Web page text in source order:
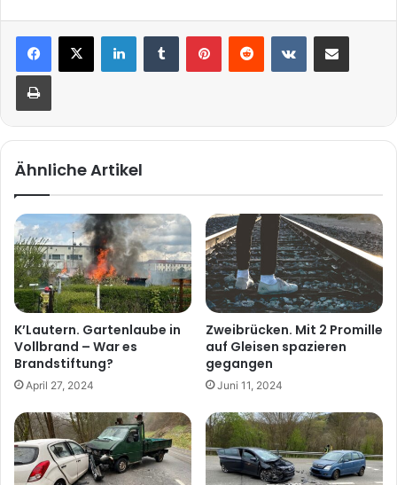
LinkedInTumblr PinterestReddit VKontakteTeile per E-Mail
Drucken
Ähnliche Artikel
K’Lautern. Gartenlaube in
Vollbrand – War es
Brandstiftung?
April 27, 2024
Zweibrücken. Mit 2 Promille
auf Gleisen spazieren
gegangen
Juni 11, 2024